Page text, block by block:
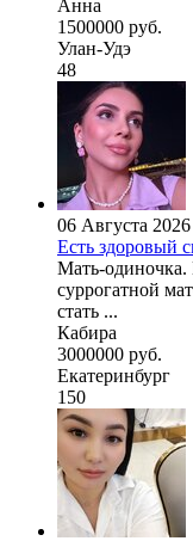
Анна
1500000 руб.
Улан-Удэ
48
06 Августа 2026
Есть здоровый
Мать-одиночка.
суррогатной
стать ...
Кабира
3000000 руб.
Екатеринбург
150